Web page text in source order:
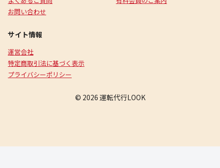
お問い合わせ
サイト情報
運営会社
特定商取引法に基づく表示
プライバシーポリシー
© 2026 運転代行LOOK